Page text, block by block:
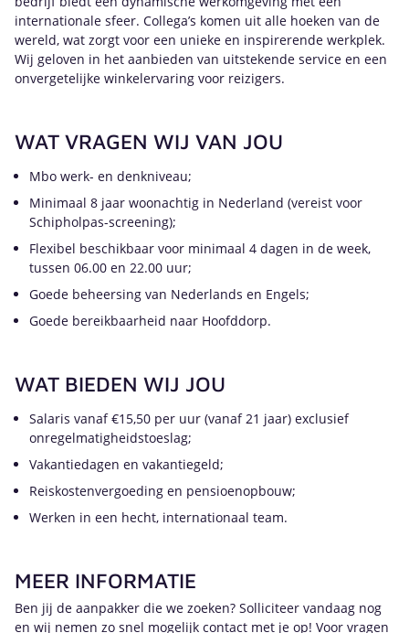
internationale sfeer. Collega’s komen uit alle hoeken van de
wereld, wat zorgt voor een unieke en inspirerende werkplek.
Wij geloven in het aanbieden van uitstekende service en een
onvergetelijke winkelervaring voor reizigers.
WAT VRAGEN WIJ VAN JOU
Mbo werk- en denkniveau;
Minimaal 8 jaar woonachtig in Nederland (vereist voor
Schipholpas-screening);
Flexibel beschikbaar voor minimaal 4 dagen in de week,
tussen 06.00 en 22.00 uur;
Goede beheersing van Nederlands en Engels;
Goede bereikbaarheid naar Hoofddorp.
WAT BIEDEN WIJ JOU
Salaris vanaf €15,50 per uur (vanaf 21 jaar) exclusief
onregelmatigheidstoeslag;
Vakantiedagen en vakantiegeld;
Reiskostenvergoeding en pensioenopbouw;
Werken in een hecht, internationaal team.
MEER INFORMATIE
Ben jij de aanpakker die we zoeken? Solliciteer vandaag nog
en wij nemen zo snel mogelijk contact met je op! Voor vragen